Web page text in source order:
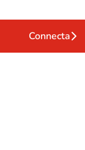
Connecta